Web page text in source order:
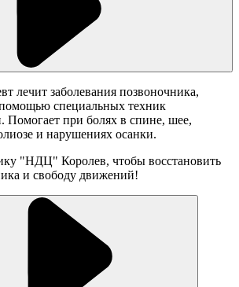
лечит заболевания позвоночника,
специальных техник
Помогает при болях в спине, шее,
и нарушениях осанки.
"НДЦ" Королев, чтобы восстановить
и свободу движений!